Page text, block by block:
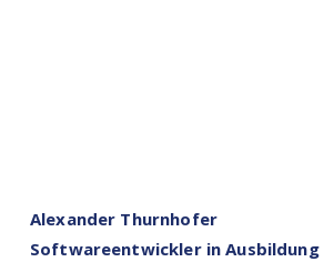
Alexander Thurnhofer
Softwareentwickler in Ausbildung